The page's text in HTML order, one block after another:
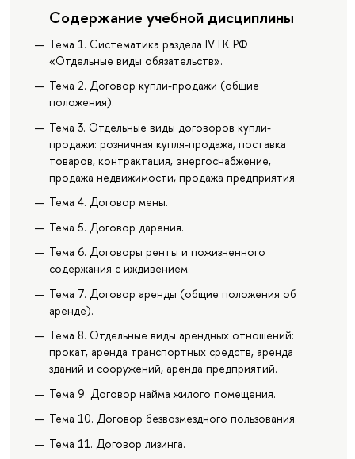
Содержание учебной дисциплины
Тема 1. Систематика раздела IV ГК РФ
«Отдельные виды обязательств».
Тема 2. Договор купли-продажи (общие
положения).
Тема 3. Отдельные виды договоров купли-
продажи: розничная купля-продажа, поставка
товаров, контрактация, энергоснабжение,
продажа недвижимости, продажа предприятия.
Тема 4. Договор мены.
Тема 5. Договор дарения.
Тема 6. Договоры ренты и пожизненного
содержания с иждивением.
Тема 7. Договор аренды (общие положения об
аренде).
Тема 8. Отдельные виды арендных отношений:
прокат, аренда транспортных средств, аренда
зданий и сооружений, аренда предприятий.
Тема 9. Договор найма жилого помещения.
Тема 10. Договор безвозмездного пользования.
Тема 11. Договор лизинга.